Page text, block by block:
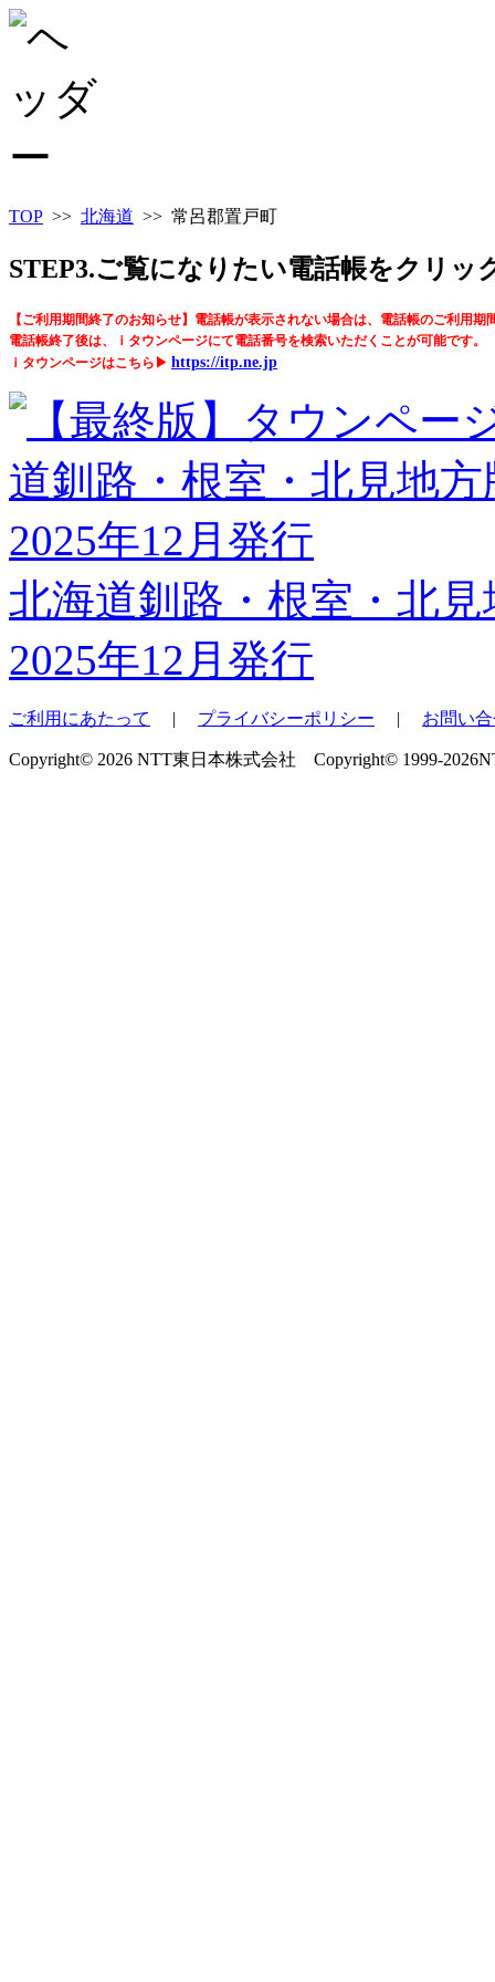
TOP >> 北海道 >> 常呂郡置戸町
STEP3.ご覧になりたい電話帳をクリッ
【ご利用期間終了のお知らせ】電話帳が表示されない場合は、電話帳のご利用期
電話帳終了後は、ｉタウンページにて電話番号を検索いただくことが可能です。
ｉタウンページはこちら▶ https://itp.ne.jp
北海道釧路・根室・北見
2025年12月発行
ご利用にあたって | プライバシーポリシー | お問い
Copyright© 2026 NTT東日本株式会社 Copyright© 1999-